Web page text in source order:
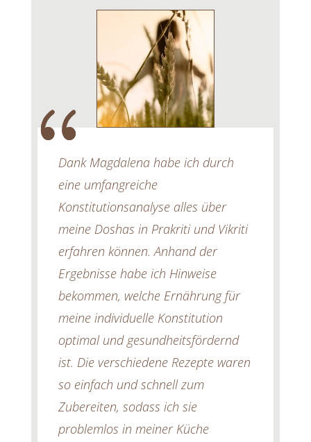
Dank Magdalena habe ich durch
eine umfangreiche
Konstitutionsanalyse alles über
meine Doshas in Prakriti und Vikriti
erfahren können. Anhand der
Ergebnisse habe ich Hinweise
bekommen, welche Ernährung für
meine individuelle Konstitution
optimal und gesundheitsfördernd
ist. Die verschiedene Rezepte waren
so einfach und schnell zum
Zubereiten, sodass ich sie
problemlos in meiner Küche